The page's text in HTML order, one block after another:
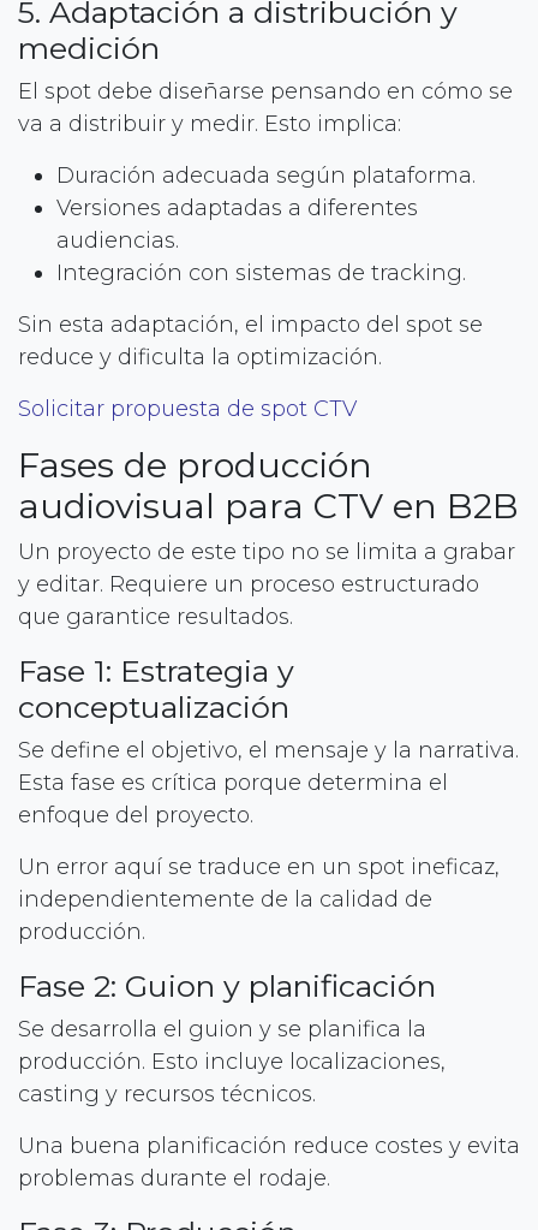
5. Adaptación a distribución y
medición
El spot debe diseñarse pensando en cómo se
va a distribuir y medir. Esto implica:
Duración adecuada según plataforma.
Versiones adaptadas a diferentes
audiencias.
Integración con sistemas de tracking.
Sin esta adaptación, el impacto del spot se
reduce y dificulta la optimización.
Solicitar propuesta de spot CTV
Fases de producción
audiovisual para CTV en B2B
Un proyecto de este tipo no se limita a grabar
y editar. Requiere un proceso estructurado
que garantice resultados.
Fase 1: Estrategia y
conceptualización
Se define el objetivo, el mensaje y la narrativa.
Esta fase es crítica porque determina el
enfoque del proyecto.
Un error aquí se traduce en un spot ineficaz,
independientemente de la calidad de
producción.
Fase 2: Guion y planificación
Se desarrolla el guion y se planifica la
producción. Esto incluye localizaciones,
casting y recursos técnicos.
Una buena planificación reduce costes y evita
problemas durante el rodaje.